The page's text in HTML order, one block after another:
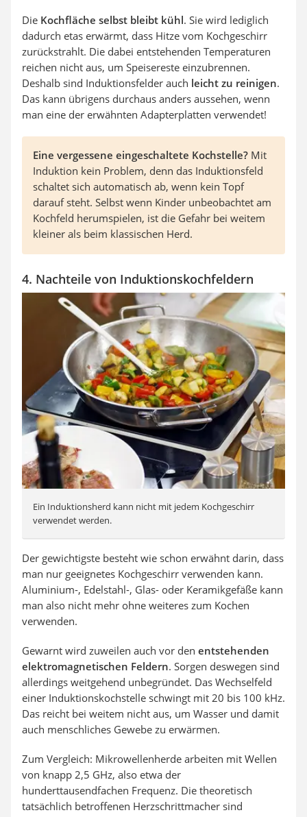
Die Kochfläche selbst bleibt kühl. Sie wird lediglich
dadurch etas erwärmt, dass Hitze vom Kochgeschirr
zurückstrahlt. Die dabei entstehenden Temperaturen
reichen nicht aus, um Speisereste einzubrennen.
Deshalb sind Induktionsfelder auch leicht zu reinigen.
Das kann übrigens durchaus anders aussehen, wenn
man eine der erwähnten Adapterplatten verwendet!
Eine vergessene eingeschaltete Kochstelle? Mit
Induktion kein Problem, denn das Induktionsfeld
schaltet sich automatisch ab, wenn kein Topf
darauf steht. Selbst wenn Kinder unbeobachtet am
Kochfeld herumspielen, ist die Gefahr bei weitem
kleiner als beim klassischen Herd.
4. Nachteile von Induktionskochfeldern
Ein Induktionsherd kann nicht mit jedem Kochgeschirr
verwendet werden.
Der gewichtigste besteht wie schon erwähnt darin, dass
man nur geeignetes Kochgeschirr verwenden kann.
Aluminium-, Edelstahl-, Glas- oder Keramikgefäße kann
man also nicht mehr ohne weiteres zum Kochen
verwenden.
Gewarnt wird zuweilen auch vor den entstehenden
elektromagnetischen Feldern. Sorgen deswegen sind
allerdings weitgehend unbegründet. Das Wechselfeld
einer Induktionskochstelle schwingt mit 20 bis 100 kHz.
Das reicht bei weitem nicht aus, um Wasser und damit
auch menschliches Gewebe zu erwärmen.
Zum Vergleich: Mikrowellenherde arbeiten mit Wellen
von knapp 2,5 GHz, also etwa der
hunderttausendfachen Frequenz. Die theoretisch
tatsächlich betroffenen Herzschrittmacher sind